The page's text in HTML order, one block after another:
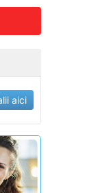
aici